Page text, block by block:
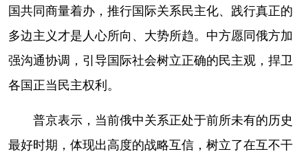
国共同商量着办，推行国际关系民主化、践行真正的
多边主义才是人心所向、大势所趋。中方愿同俄方加
强沟通协调，引导国际社会树立正确的民主观，捍卫
各国正当民主权利。
普京表示，当前俄中关系正处于前所未有的历史
最好时期，体现出高度的战略互信，树立了在互不干